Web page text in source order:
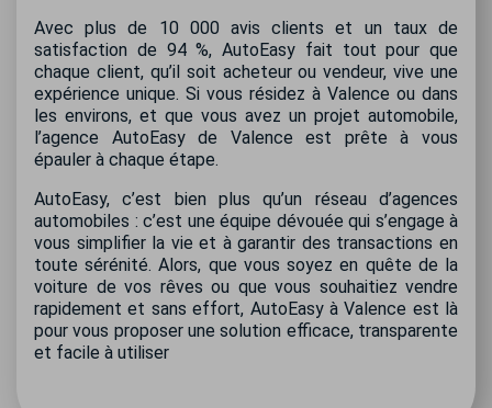
Avec plus de 10 000 avis clients et un taux de
satisfaction de 94 %, AutoEasy fait tout pour que
chaque client, qu’il soit acheteur ou vendeur, vive une
expérience unique. Si vous résidez à Valence ou dans
les environs, et que vous avez un projet automobile,
l’agence AutoEasy de Valence est prête à vous
épauler à chaque étape.
AutoEasy, c’est bien plus qu’un réseau d’agences
automobiles : c’est une équipe dévouée qui s’engage à
vous simplifier la vie et à garantir des transactions en
toute sérénité. Alors, que vous soyez en quête de la
voiture de vos rêves ou que vous souhaitiez vendre
rapidement et sans effort, AutoEasy à Valence est là
pour vous proposer une solution efficace, transparente
et facile à utiliser